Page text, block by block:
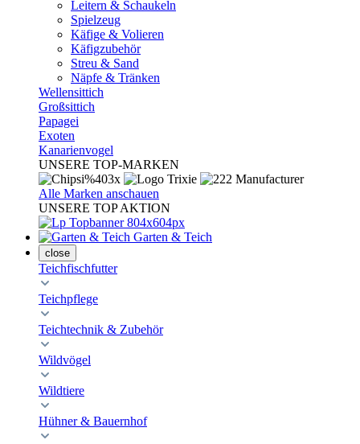
Leitern & Schaukeln
Spielzeug
Käfige & Volieren
Käfigzubehör
Streu & Sand
Näpfe & Tränken
Wellensittich
Großsittich
Papagei
Exoten
Kanarienvogel
UNSERE TOP-MARKEN
Alle Marken anschauen
UNSERE TOP AKTION
Garten & Teich
close
Teichfischfutter
Teichpflege
Teichtechnik & Zubehör
Wildvögel
Wildtiere
Hühner & Bauernhof